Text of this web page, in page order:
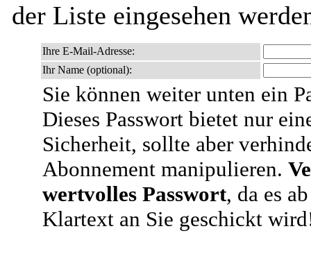
der Liste eingesehen
Ihre E-Mail-Adresse:
Ihr Name (optional):
Sie können weiter unten ein
Dieses Passwort bietet nur
Sicherheit, sollte aber
Abonnement manipulieren.
wertvolles Passwort, da es
Klartext an Sie geschickt